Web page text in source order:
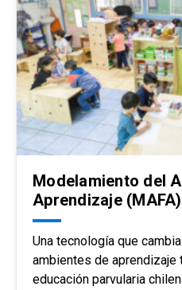
Modelamiento del
Aprendizaje (MAFA)
Una tecnología que
ambientes de aprendizaje
educación parvularia